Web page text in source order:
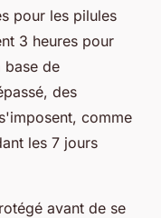
pour les pilules
3 heures pour
base de
des
s'imposent, comme
les 7 jours
avant de se